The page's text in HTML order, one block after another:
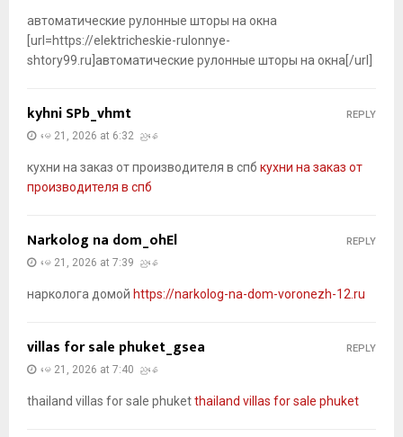
автоматические рулонные шторы на окна
[url=https://elektricheskie-rulonnye-
shtory99.ru]автоматические рулонные шторы на окна[/url]
kyhni SPb_vhmt
မေ 21, 2026 at 6:32 ညနေ
кухни на заказ от производителя в спб кухни на заказ от
производителя в спб
REPLY
Narkolog na dom_ohEl
မေ 21, 2026 at 7:39 ညနေ
нарколога домой https://narkolog-na-dom-voronezh-12.ru
REPLY
villas for sale phuket_gsea
မေ 21, 2026 at 7:40 ညနေ
thailand villas for sale phuketthailand villas for sale phuket
REPLY